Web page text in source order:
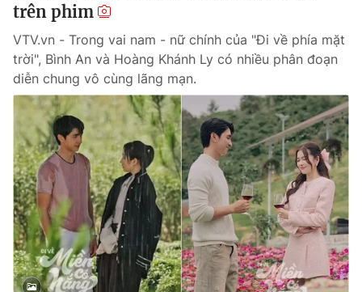
trên phim
VTV.vn - Trong vai nam - nữ chính của "Đi về phía mặt
trời", Bình An và Hoàng Khánh Ly có nhiều phân đoạn
diễn chung vô cùng lãng mạn.